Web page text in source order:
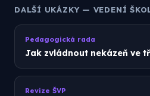
DALŠÍ UKÁZKY — VEDENÍ
Pedagogická rada
Jak zvládnout nekázeň ve
Revize ŠVP